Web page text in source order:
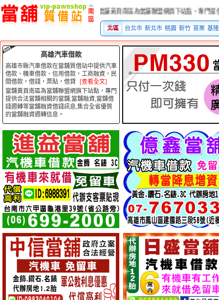
當舖黃頁南區為當舖聯盟網旗下站點，專門提供合法
北區 台北市 新北市 桃園 新竹 苗栗 基隆
高雄汽車借款
高雄市縣汽車借款在當舖質借站中提供汽車
借款、機車借款、信用借款，工商融資，民
間借款，借錢，票貼，借貸
[查看全文]
當舖黃頁南區為當舖聯盟網旗下站點，專門
提供合法當舖相關的當舖,當舖融資,當舖借
錢週轉等當舖融資借錢訊息,集合全省優質
的當舖融資週轉信息。